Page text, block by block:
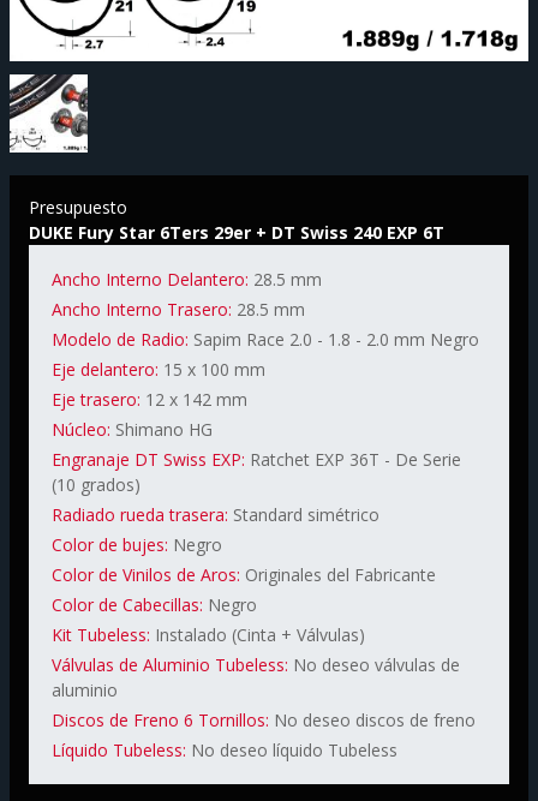
Presupuesto
DUKE Fury Star 6Ters 29er + DT Swiss 240 EXP 6T
Ancho Interno Delantero: 28.5 mm
Ancho Interno Trasero: 28.5 mm
Modelo de Radio: Sapim Race 2.0 - 1.8 - 2.0 mm Negro
Eje delantero: 15 x 100 mm
Eje trasero: 12 x 142 mm
Núcleo: Shimano HG
Engranaje DT Swiss EXP: Ratchet EXP 36T - De Serie
(10 grados)
Radiado rueda trasera: Standard simétrico
Color de bujes: Negro
Color de Vinilos de Aros: Originales del Fabricante
Color de Cabecillas: Negro
Kit Tubeless: Instalado (Cinta + Válvulas)
Válvulas de Aluminio Tubeless: No deseo válvulas de
aluminio
Discos de Freno 6 Tornillos: No deseo discos de freno
Líquido Tubeless: No deseo líquido Tubeless